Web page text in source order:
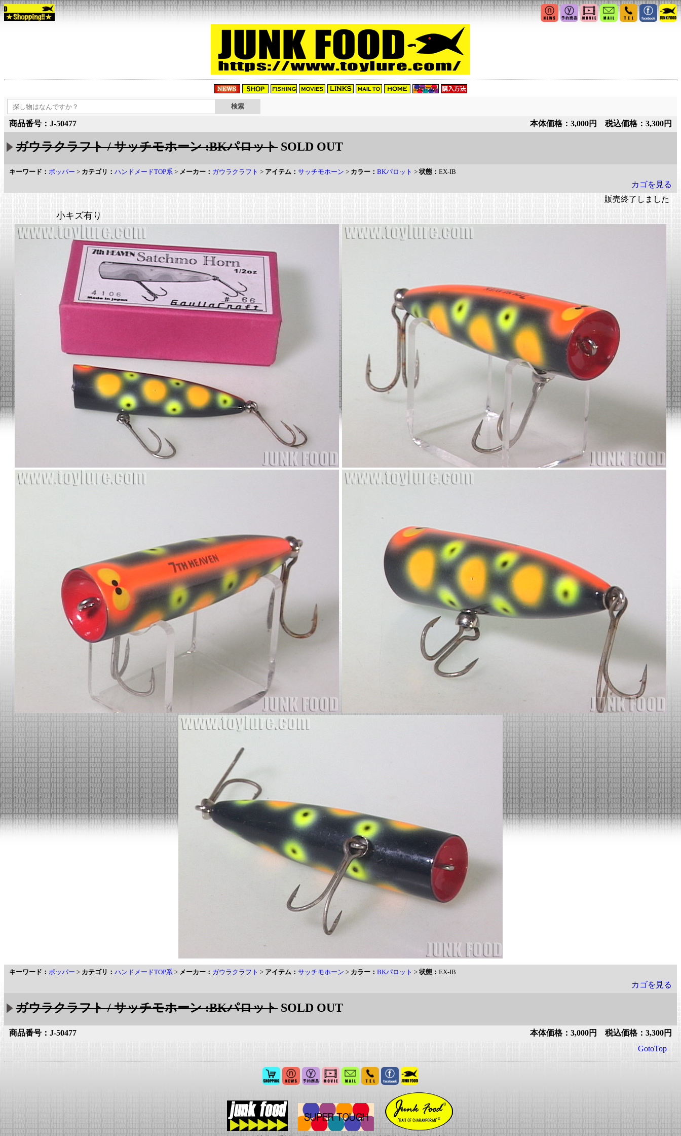
商品番号：J-50477 本体価格：3,000円 税込価格：3,300円
ガウラクラフト / サッチモホーン :BKパロット SOLD OUT
キーワード： ポッパー > カテゴリ： ハンドメードTOP系 > メーカー： ガウラクラフト > アイテム： サッチモホーン > カラー： BKパロット >状態： EX-IB
カゴを見る
販売終了しました
小キズ有り
キーワード： ポッパー > カテゴリ： ハンドメードTOP系 > メーカー： ガウラクラフト > アイテム： サッチモホーン > カラー： BKパロット >状態： EX-IB
カゴを見る
ガウラクラフト / サッチモホーン :BKパロット SOLD OUT
商品番号：J-50477
本体価格：3,000円 税込価格：3,300円
GotoTop